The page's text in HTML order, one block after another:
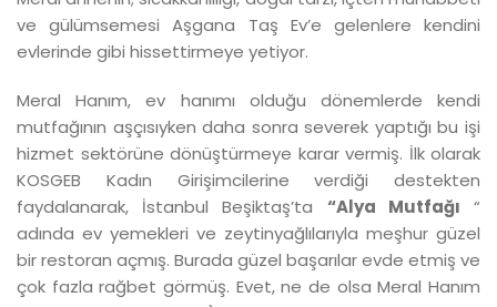
ve gülümsemesi Aşgana Taş Ev’e gelenlere kendini
evlerinde gibi hissettirmeye yetiyor.
Meral Hanım, ev hanımı olduğu dönemlerde kendi
mutfağının aşçısıyken daha sonra severek yaptığı bu işi
hizmet sektörüne dönüştürmeye karar vermiş. İlk olarak
KOSGEB Kadın Girişimcilerine verdiği destekten
faydalanarak, İstanbul Beşiktaş’ta “Alya Mutfağı “
adında ev yemekleri ve zeytinyağlılarıyla meşhur güzel
bir restoran açmış. Burada güzel başarılar evde etmiş ve
çok fazla rağbet görmüş. Evet, ne de olsa Meral Hanım